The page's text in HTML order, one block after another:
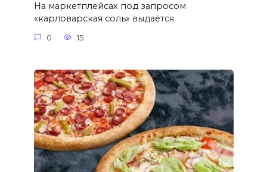
На маркетплейсах под запросом
«карловарская соль» выдаётся
0 15